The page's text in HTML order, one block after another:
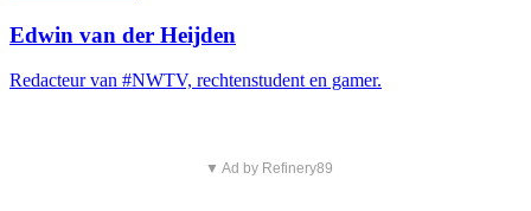
Edwin van der Heijden
Redacteur van #NWTV, rechtenstudent en gamer.
▼ Ad by Refinery89